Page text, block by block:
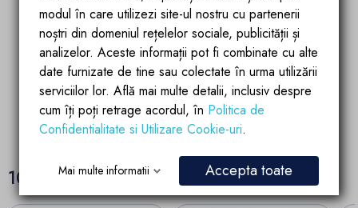
Garantia calitatii
Produsele brandului EGO
sunt fabricate dupa
ultimele tehnologii de
calitate si inovatie
Parteneriate de
succes
Account manager
pregatit si dedicat
partenerilor si
colaboratorilor
10 alte produse in aceeasi categorie:
modul în care utilizezi site-ul nostru cu partenerii
noștri din domeniul rețelelor sociale, publicității și
analizelor. Aceste informații pot fi combinate cu alte
date furnizate de tine sau colectate în urma utilizării
serviciilor lor. Află mai multe detalii, inclusiv despre
cum îți poți retrage acordul, în Politica de
Confidentialitate si Utilizare Cookie-uri.
Mai multe informatii Accepta toate